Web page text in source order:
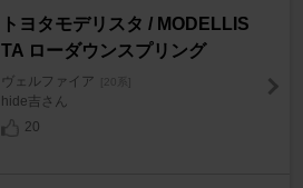
トヨタモデリスタ / MODELLIS
TA ローダウンスプリング
ヴェルファイア [20系]
hide吉さん
20